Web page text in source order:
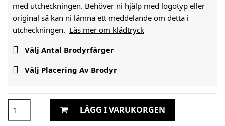
med utcheckningen. Behöver ni hjälp med logotyp eller
original så kan ni lämna ett meddelande om detta i
utcheckningen. Läs mer om klädtryck
 Välj Antal Brodyrfärger
 Välj Placering Av Brodyr
LÄGG I VARUKORGEN